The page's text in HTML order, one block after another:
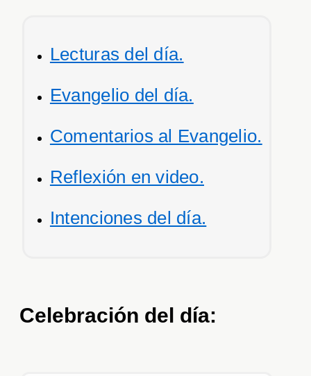
Lecturas del día.
Evangelio del día.
Comentarios al Evangelio.
Reflexión en video.
Intenciones del día.
Celebración del día: